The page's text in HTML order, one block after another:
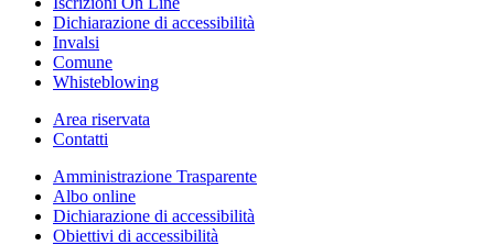
Dichiarazione di accessibilità
Invalsi
Comune
Whisteblowing
Area riservata
Contatti
Amministrazione Trasparente
Albo online
Dichiarazione di accessibilità
Obiettivi di accessibilità